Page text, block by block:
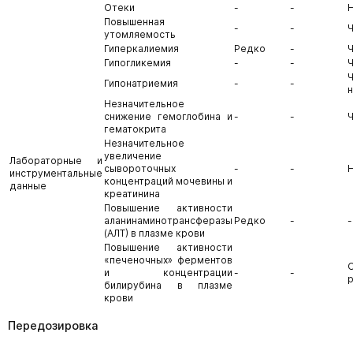
Отеки
- -
Повышенная
утомляемость
- -
Лабораторные и
инструментальные
данные
Гиперкалиемия Редко -
Гипогликемия
- -
Гипонатриемия
- -
Незначительное
снижение гемоглобина и
гематокрита
- -
Незначительное
увеличение
сывороточных
концентраций мочевины и
креатинина
- -
Повышение активности
аланинаминотрансферазы
(АЛТ) в плазме крови
Редко - -
Повышение активности
«печеночных» ферментов
и концентрации
билирубина в плазме
крови
- -
Передозировка